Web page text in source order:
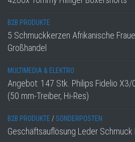
B2B PRODUKTE
5 Schmuckkerzen Afrikanische
Großhandel
MULTIMEDIA & ELEKTRO
Angebot: 147 Stk. Philips Fidelio X3/
(50 mm-Treiber, Hi-Res)
B2B PRODUKTE /SONDERPOSTEN
Geschäftsauflösung Leder Schmuck